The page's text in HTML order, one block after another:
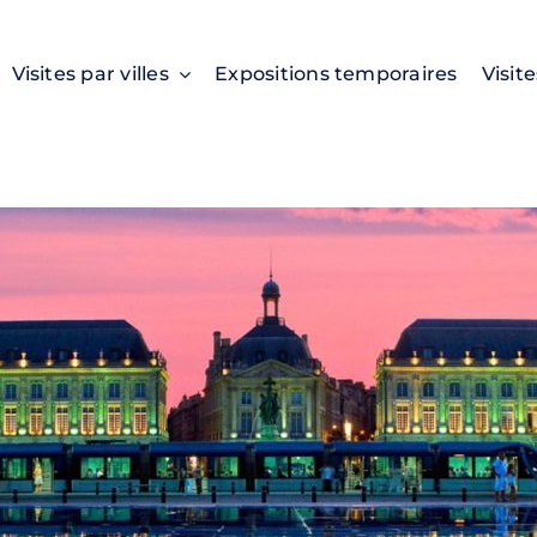
Visites par villes Expositions temporaires